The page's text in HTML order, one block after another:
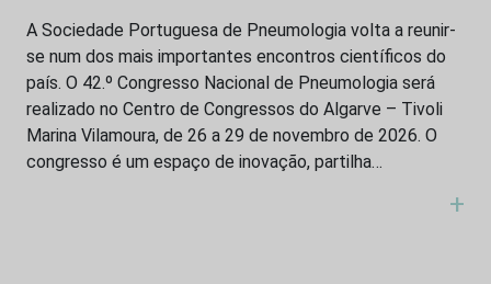
A Sociedade Portuguesa de Pneumologia volta a reunir-
se num dos mais importantes encontros científicos do
país. O 42.º Congresso Nacional de Pneumologia será
realizado no Centro de Congressos do Algarve – Tivoli
Marina Vilamoura, de 26 a 29 de novembro de 2026. O
congresso é um espaço de inovação, partilha…
+